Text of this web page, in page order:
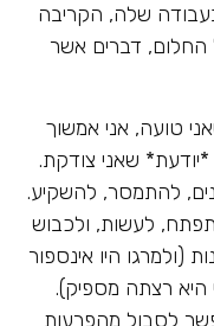
שלה, הקריבה
החלום, דברים אשר
טועה, אני אמשוך
שאני צודקת.
להתמסר, להשקיע.
לעשות, ולכבוש
(ולמרגו היו אינספור
היא רצתה מספיק).
לסבול מהפרעות